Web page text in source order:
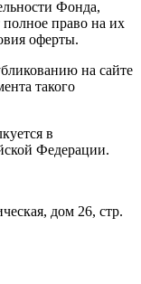
Фонда,
полное право на их
оферты.
на сайте
такого
в
Федерации.
дом 26, стр.